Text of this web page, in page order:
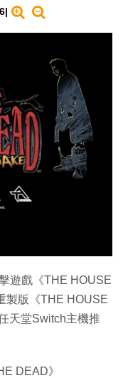
|
遊戲《THE HOUSE
製版《THE HOUSE
天堂Switch主機推
DEAD》